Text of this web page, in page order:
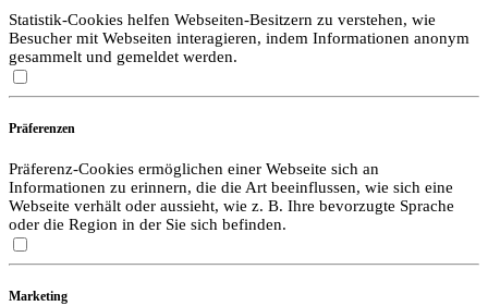
Statistik-Cookies helfen Webseiten-Besitzern zu verstehen, wie
Besucher mit Webseiten interagieren, indem Informationen anonym
gesammelt und gemeldet werden.
Präferenzen
Präferenz-Cookies ermöglichen einer Webseite sich an
Informationen zu erinnern, die die Art beeinflussen, wie sich eine
Webseite verhält oder aussieht, wie z. B. Ihre bevorzugte Sprache
oder die Region in der Sie sich befinden.
Marketing